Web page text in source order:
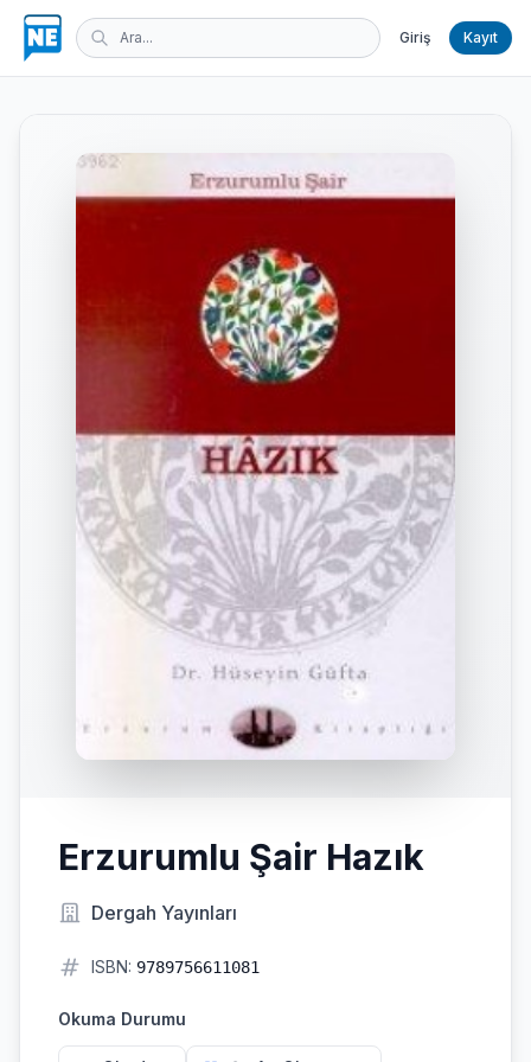
Giriş Kayıt
Erzurumlu Şair Hazık
Dergah Yayınları
ISBN: 9789756611081
Okuma Durumu